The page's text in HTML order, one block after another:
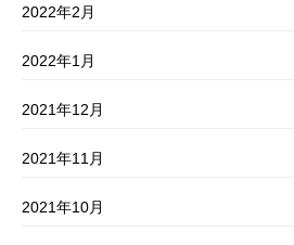
2022年2月
2022年1月
2021年12月
2021年11月
2021年10月